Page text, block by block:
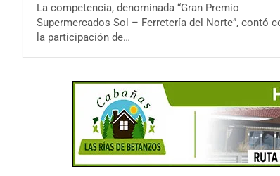
La competencia, denominada “Gran Premio
Supermercados Sol – Ferretería del Norte”, contó
la participación de…